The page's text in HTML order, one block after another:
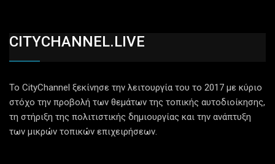
CITYCHANNEL.LIVE
Το CityChannel ξεκίνησε την λειτουργία του το 2017 με κύριο
στόχο την προβολή των θεμάτων της τοπικής αυτοδιοίκησης,
τη στήριξη της πολιτιστικής δημιουργίας και την ανάπτυξη
των μικρών τοπικών επιχειρήσεων.